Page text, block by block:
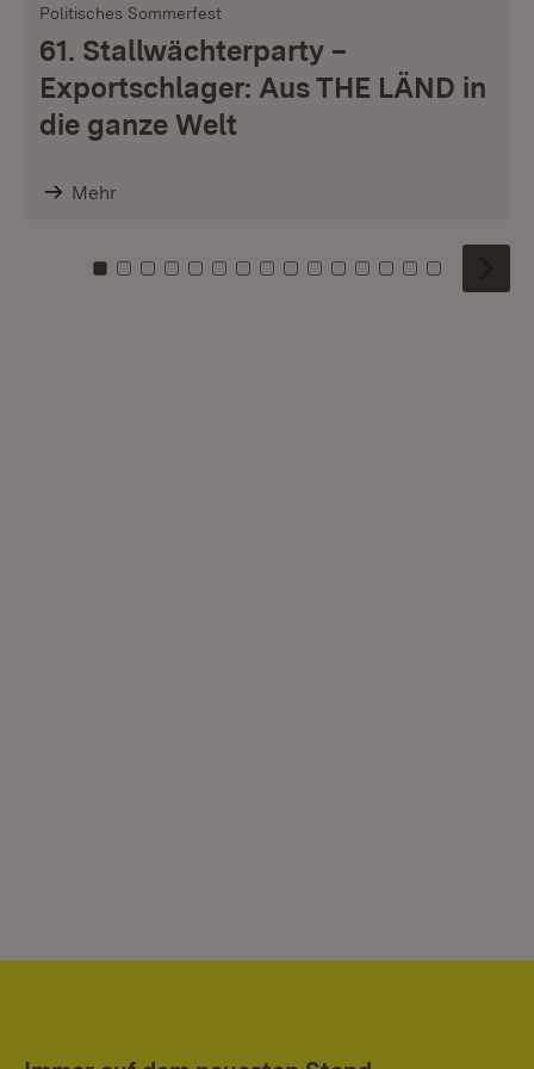
Politisches Sommerfest
61. Stallwächterparty –
Exportschlager: Aus THE LÄND in
die ganze Welt
Mehr
Zu Kachel: 0
Zu Kachel: 1
Zu Kachel: 2
Zu Kachel: 3
Zu Kachel: 4
Zu Kachel: 5
Zu Kachel: 6
Zu Kachel: 7
Zu Kachel: 8
Zu Kachel: 9
Zu Kachel: 10
Zu Kachel: 11
Zu Kachel: 12
Zu Kachel:
Zu